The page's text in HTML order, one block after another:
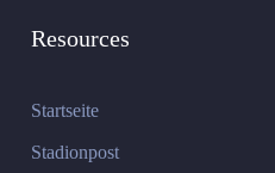
Resources
Startseite
Stadionpost